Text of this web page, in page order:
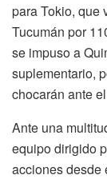
para Tokio, que
Tucumán por
se impuso a
suplementario,
chocarán ante
Ante una
equipo dirigido
acciones desde